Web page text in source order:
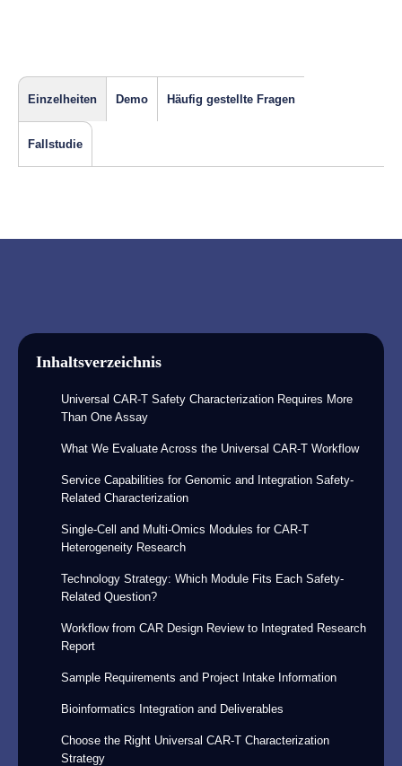
Einzelheiten Demo Häufig gestellte Fragen
Fallstudie
Inhaltsverzeichnis
Universal CAR-T Safety Characterization Requires More
Than One Assay
What We Evaluate Across the Universal CAR-T Workflow
Service Capabilities for Genomic and Integration Safety-
Related Characterization
Single-Cell and Multi-Omics Modules for CAR-T
Heterogeneity Research
Technology Strategy: Which Module Fits Each Safety-
Related Question?
Workflow from CAR Design Review to Integrated Research
Report
Sample Requirements and Project Intake Information
Bioinformatics Integration and Deliverables
Choose the Right Universal CAR-T Characterization
Strategy